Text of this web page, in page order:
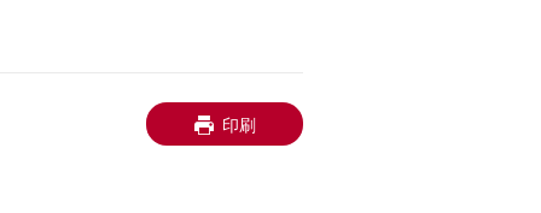
印刷